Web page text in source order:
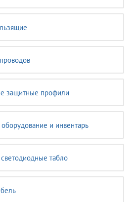
защитные профили
и инвентарь
табло